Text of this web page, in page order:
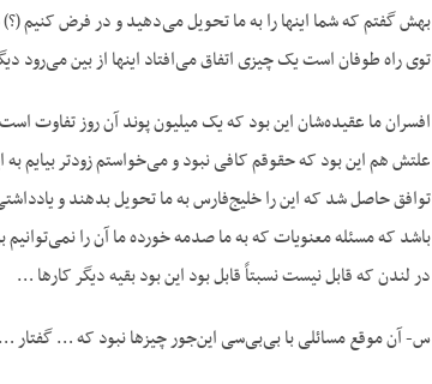
بهش گفتم که شما اینها را به ما تحویل می‌دهید و در فرض کنیم (؟)
توی راه طوفان است یک چیزی اتفاق می‌افتاد اینها از بین
افسران ما عقیده‌شان این بود که یک میلیون پوند آن روز تفاوت
علتش هم این بود که حقوقم کافی نبود و می‌خواستم زودتر بیایم
توافق حاصل شد که این را خلیج‌فارس به ما تحویل بدهند و
باشد که مسئله معنویات که به ما صدمه خورده ما آن را
در لندن که قابل نیست نسبتاً قابل بود این بود بقیه دیگر کارها …
س- آن موقع مسائلی با بی‌بی‌سی این‌جور چیزها نبود که … گفتار